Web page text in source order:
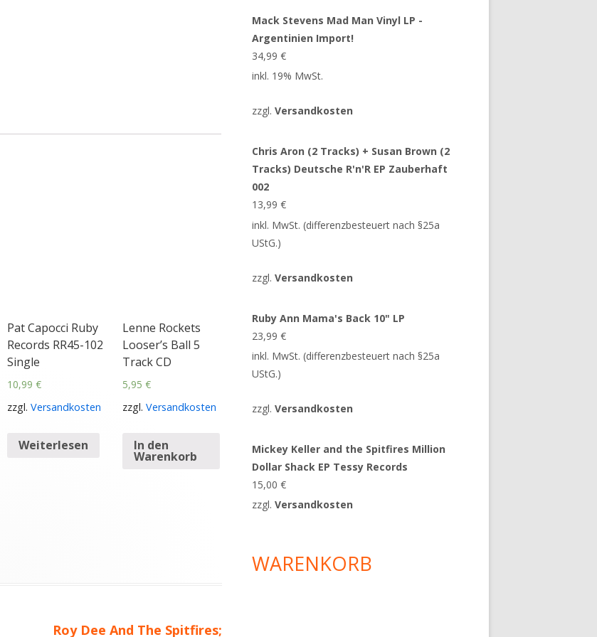
Pat Capocci Ruby
Records RR45-102
Single
10,99€
zzgl.Versandkosten
Weiterlesen
Lenne Rockets
Looser’s Ball 5
Track CD
5,95 €
zzgl. Versandkosten
In den
Warenkorb
Nächster
Roy Dee And The Spitfires;
Mack Stevens Mad Man Vinyl LP -
Argentinien Import!
34,99€
inkl. 19% MwSt.
zzgl.Versandkosten
Chris Aron (2 Tracks) + Susan Brown (2
Tracks) Deutsche R'n'R EP Zauberhaft
002
13,99€
inkl. MwSt. (differenzbesteuert nach §25a
UStG.)
zzgl.Versandkosten
Ruby Ann Mama's Back 10" LP
23,99€
inkl. MwSt. (differenzbesteuert nach §25a
UStG.)
zzgl.Versandkosten
Mickey Keller and the Spitfires Million
Dollar Shack EP Tessy Records
15,00€
zzgl.Versandkosten
WARENKORB